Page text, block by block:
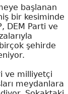
başlanan
bir kesiminde
DEM Parti ve
şehirde
ve milliyetçi
meydanlara